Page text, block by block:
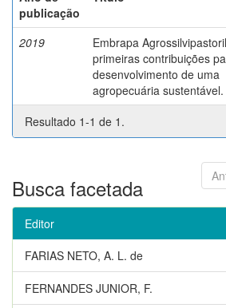
publicação
2019
Embrapa
primeiras contribuições
desenvolvimento de uma
agropecuária sustentável.
Resultado 1-1 de 1.
Busca facetada
Editor
FARIAS NETO, A. L. de
FERNANDES JUNIOR, F.